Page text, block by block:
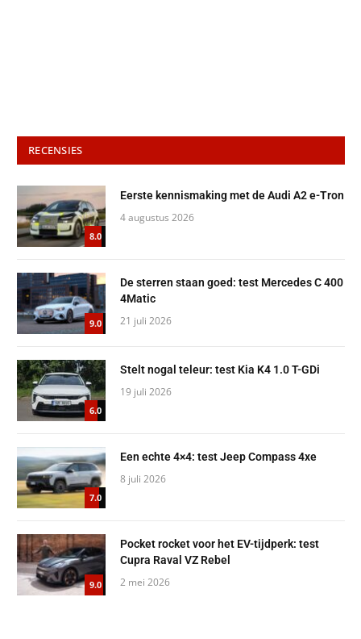
RECENSIES
8.0
Eerste kennismaking met de Audi A2 e-Tron
4 augustus 2026
9.0
De sterren staan goed: test Mercedes C 400
4Matic
21 juli 2026
6.0
Stelt nogal teleur: test Kia K4 1.0 T-GDi
19 juli 2026
7.0
Een echte 4×4: test Jeep Compass 4xe
8 juli 2026
9.0
Pocket rocket voor het EV-tijdperk: test
Cupra Raval VZ Rebel
2 mei 2026